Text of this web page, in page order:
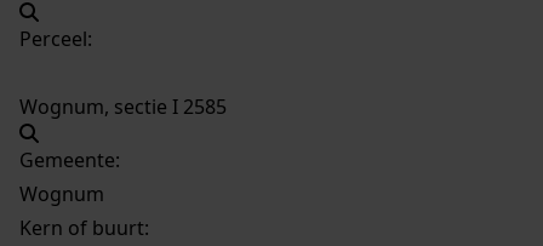
Perceel:
Wognum, sectie I 2585
Gemeente:
Wognum
Kern of buurt: